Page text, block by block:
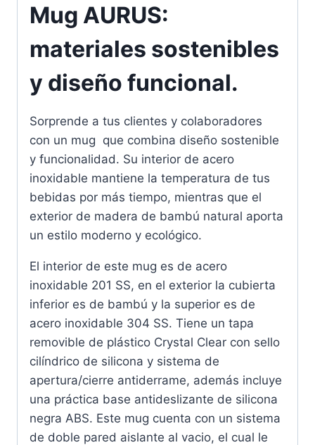
Mug AURUS:
materiales sostenibles
y diseño funcional.
Sorprende a tus clientes y colaboradores
con un mug que combina diseño sostenible
y funcionalidad. Su interior de acero
inoxidable mantiene la temperatura de tus
bebidas por más tiempo, mientras que el
exterior de madera de bambú natural aporta
un estilo moderno y ecológico.
El interior de este mug es de acero
inoxidable 201 SS, en el exterior la cubierta
inferior es de bambú y la superior es de
acero inoxidable 304 SS. Tiene un tapa
removible de plástico Crystal Clear con sello
cilíndrico de silicona y sistema de
apertura/cierre antiderrame, además incluye
una práctica base antideslizante de silicona
negra ABS. Este mug cuenta con un sistema
de doble pared aislante al vacio, el cual le